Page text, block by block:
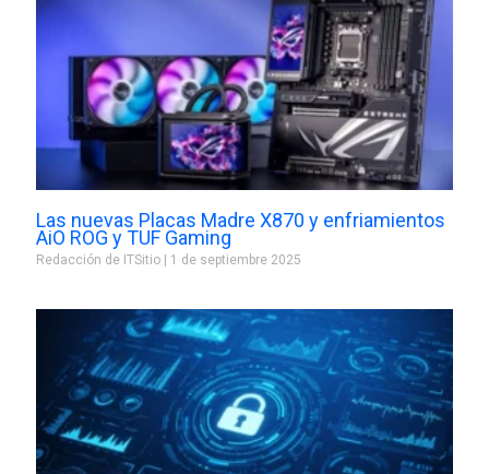
Las nuevas Placas Madre X870 y enfriamientos
AiO ROG y TUF Gaming
Redacción de ITSitio 1 de septiembre 2025